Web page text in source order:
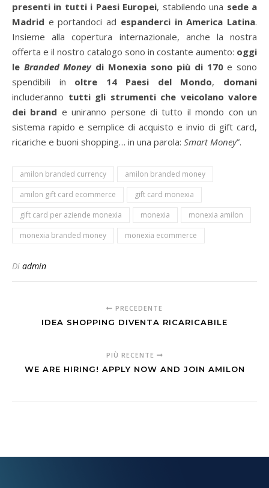
presenti in tutti i Paesi Europei, stabilendo una sede a
Madrid e portandoci ad espanderci in America Latina.
Insieme alla copertura internazionale, anche la nostra
offerta e il nostro catalogo sono in costante aumento: oggi
le Branded Moneydi Monexia sono più di 170e sono
spendibili in oltre 14 Paesi del Mondo, domani
includeranno tutti gli strumenti che veicolano valore
dei brand e uniranno persone di tutto il mondo con un
sistema rapido e semplice di acquisto e invio di gift card,
ricariche e buoni shopping… in una parola: Smart Money”.
amilon branded currency
amilon branded money
amilon gift card ecommerce
gift card monexia
gift card per aziende monexia
monexia
monexia amilon
monexia branded money
monexia ecommerce
Di admin
PRECEDENTE
IDEA SHOPPING DIVENTA RICARICABILE
PIÙ RECENTE
WE ARE HIRING! APPLY NOW AND JOIN AMILON